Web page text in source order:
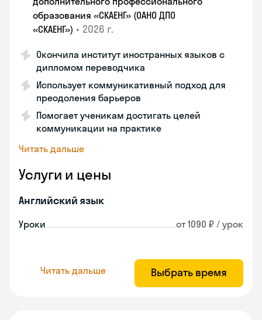
образования «СКАЕНГ» (ОАНО ДПО
«СКАЕНГ») • 2026 г.
Окончила институт иностранных языков с
дипломом переводчика
Использует коммуникативный подход для
преодоления барьеров
Помогает ученикам достигать целей
коммуникации на практике
Читать дальше
Услуги и цены
Английский язык
Уроки от 1090 ₽ / урок
Читать дальше Выбрать время